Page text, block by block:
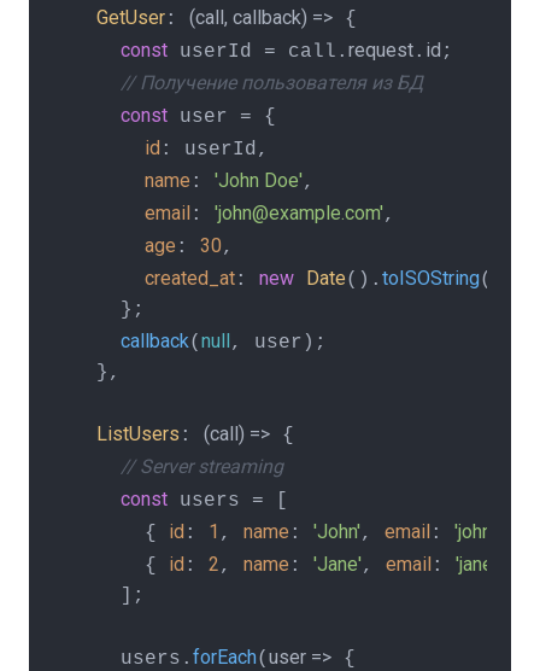
GetUser : (call, callback) => {
const userId = call. request . id ;
// Получение пользователя из БД
const user = {
id : userId,
name : 'John Doe',
email : 'john@example.com',
age : 30,
created_at : new Date(). toISOString()
    };
callback( null, user);
  },
ListUsers : (call) => {
// Server streaming
const users = [
      {
id : 1 , name : 'John', email :
      {
id : 2, name : 'Jane', email :
    ];
    users.
forEach( user => {